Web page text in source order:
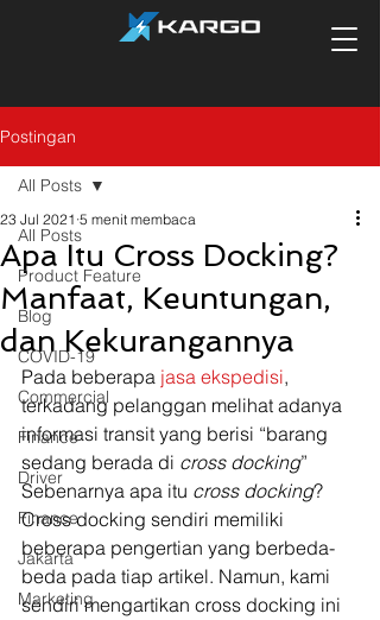
Postingan
All Posts
Product Feature
Blog
COVID-19
Commercial
Finance
Driver
Finance
Jakarta
Marketing
All Posts
Apa Itu Cross Docking?
Manfaat, Keuntungan,
dan Kekurangannya
23 Jul 2021 5 menit membaca
Pada beberapa jasa ekspedisi,
terkadang pelanggan melihat adanya
informasi transit yang berisi “barang
sedang berada di cross docking”
Sebenarnya apa itu cross docking?
Cross docking sendiri memiliki
beberapa pengertian yang berbeda-
beda pada tiap artikel. Namun, kami
sendiri mengartikan cross docking ini